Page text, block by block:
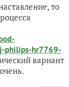
то
philips-hr7769-
вариант